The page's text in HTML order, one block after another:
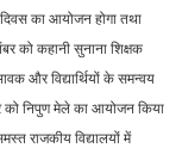
का आयोजन होगा तथा
को कहानी सुनाना शिक्षक
और विद्यार्थियों के समन्वय
को निपुण मेले का आयोजन किया
राजकीय विद्यालयों में